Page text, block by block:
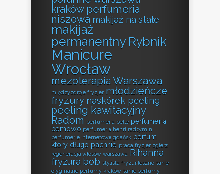
kraków perfumeria
niszowa makijaż na stałe
makijaż
permanentny Rybnik
Manicure
Wrocław
mezoterapia Warszawa
międzyzdroje fryzjer młodzieńcze
fryzury naskórek peeling
peeling kawitacyjny
Radom perfumeria belle perfumeria
bemowo perfumeria henri radzymin
perfumerie internetowe gdańsk perfum
który długo pachnie praca fryzjer zgierz
regeneracja włosów warszawa Rihanna
fryzura bob stylista fryzur leszno tanie
oryginalne perfumy kraków tanie perfumy